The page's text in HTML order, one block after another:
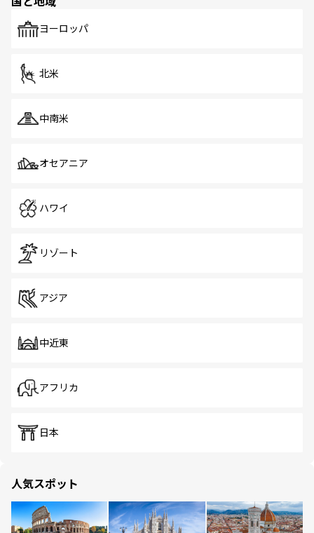
で、ホーカーズは地元の風情を楽しめる外せないスポット
ヨーロッパ
北米
中南米
オセアニア
ハワイ
リゾート
アジア
中近東
アフリカ
日本
人気スポット